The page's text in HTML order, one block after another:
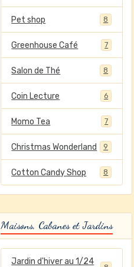
Pet shop 8
Greenhouse Café 7
Salon de Thé 8
Coin Lecture 6
Momo Tea 7
Christmas Wonderland 9
Cotton Candy Shop 8
Maisons, Cabanes et Jardins
Jardin d'hiver au 1/24